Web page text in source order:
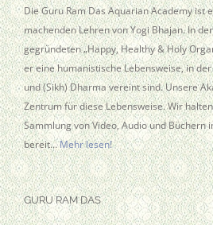
Die Guru Ram Das Aquarian Academy ist
machenden Lehren von Yogi Bhajan. In
gegründeten „Happy, Healthy & Holy
er eine humanistische Lebensweise, in
und (Sikh) Dharma vereint sind. Unsere
Zentrum für diese Lebensweise. Wir
Sammlung von Video, Audio und Büchern
bereit…Mehr lesen!
GURU RAM DAS